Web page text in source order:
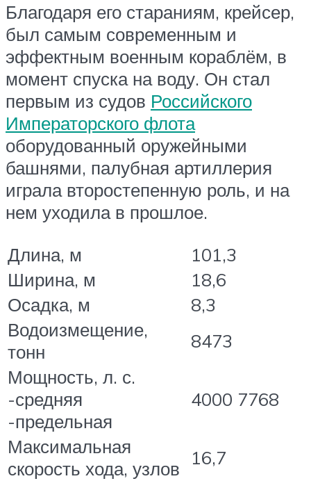
Благодаря его стараниям, крейсер,
был самым современным и
эффектным военным кораблём, в
момент спуска на воду. Он стал
первым из судов Российского
Императорского флота
оборудованный оружейными
башнями, палубная артиллерия
играла второстепенную роль, и на
нем уходила в прошлое.
Длина, м
101,3
Ширина, м
18,6
Осадка, м
8,3
Водоизмещение,
тонн
8473
Мощность, л. с.
-средняя
-предельная
4000 7768
Максимальная
скорость хода, узлов
16,7